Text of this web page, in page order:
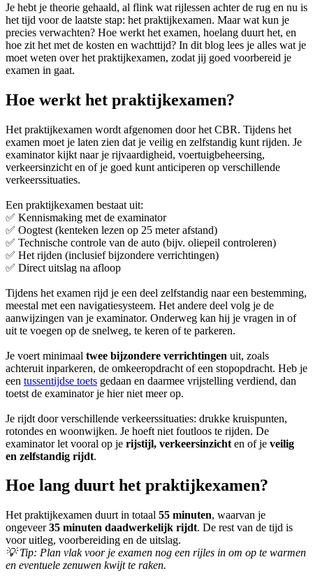
Je hebt je theorie gehaald, al flink wat rijlessen achter de rug en nu is
het tijd voor de laatste stap: het praktijkexamen. Maar wat kun je
precies verwachten? Hoe werkt het examen, hoelang duurt het, en
hoe zit het met de kosten en wachttijd? In dit blog lees je alles wat je
moet weten over het praktijkexamen, zodat jij goed voorbereid je
examen in gaat.
Hoe werkt het praktijkexamen?
Het praktijkexamen wordt afgenomen door het CBR. Tijdens het
examen moet je laten zien dat je veilig en zelfstandig kunt rijden. Je
examinator kijkt naar je rijvaardigheid, voertuigbeheersing,
verkeersinzicht en of je goed kunt anticiperen op verschillende
verkeerssituaties.
Een praktijkexamen bestaat uit:
✅ Kennismaking met de examinator
✅ Oogtest (kenteken lezen op 25 meter afstand)
✅ Technische controle van de auto (bijv. oliepeil controleren)
✅ Het rijden (inclusief bijzondere verrichtingen)
✅ Direct uitslag na afloop
Tijdens het examen rijd je een deel zelfstandig naar een bestemming,
meestal met een navigatiesysteem. Het andere deel volg je de
aanwijzingen van je examinator. Onderweg kan hij je vragen in of
uit te voegen op de snelweg, te keren of te parkeren.
Je voert minimaal twee bijzondere verrichtingen uit, zoals
achteruit inparkeren, de omkeeropdracht of een stopopdracht. Heb je
een tussentijdse toets gedaan en daarmee vrijstelling verdiend, dan
toetst de examinator je hier niet meer op.
Je rijdt door verschillende verkeerssituaties: drukke kruispunten,
rotondes en woonwijken. Je hoeft niet foutloos te rijden. De
examinator let vooral op je rijstijl, verkeersinzicht en of je veilig
en zelfstandig rijdt.
Hoe lang duurt het praktijkexamen?
Het praktijkexamen duurt in totaal 55 minuten, waarvan je
ongeveer35 minuten daadwerkelijk rijdt. De rest van de tijd is
voor uitleg, voorbereiding en de uitslag.
💡 Tip: Plan vlak voor je examen nog een rijles in om op te warmen
en eventuele zenuwen kwijt te raken.